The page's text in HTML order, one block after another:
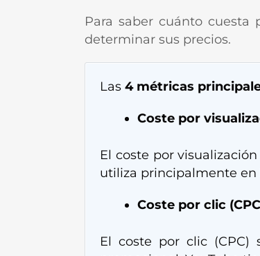
Para saber cuánto cuesta
determinar sus precios.
Las 4 métricas
Coste por
El coste por
utiliza principalmente en
Coste por clic
El coste por clic